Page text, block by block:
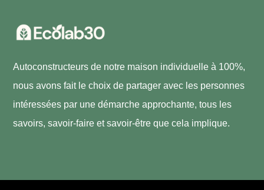
Autoconstructeurs de notre maison individuelle à 100%,
nous avons fait le choix de partager avec les personnes
intéressées par une démarche approchante, tous les
savoirs, savoir-faire et savoir-être que cela implique.